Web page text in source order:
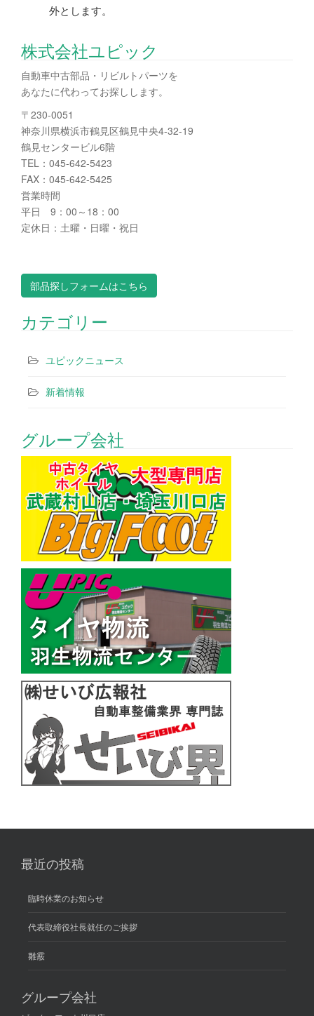
外とします。
株式会社ユピック
自動車中古部品・リビルトパーツを
あなたに代わってお探しします。
〒230-0051
神奈川県横浜市鶴見区鶴見中央4-32-19
鶴見センタービル6階
TEL：045-642-5423
FAX：045-642-5425
営業時間
平日 9：00～18：00
定休日：土曜・日曜・祝日
部品探しフォームはこちら
カテゴリー
ユピックニュース
新着情報
グループ会社
最近の投稿
臨時休業のお知らせ
代表取締役社長就任のご挨拶
雛霰
グループ会社